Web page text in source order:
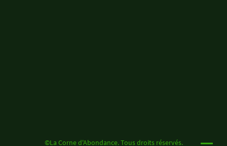
©La Corne d'Abondance. Tous droits réservés.